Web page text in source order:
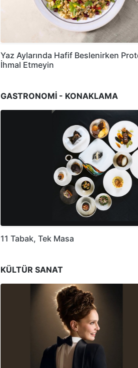
Yaz Aylarında Hafif Beslenirken
İhmal Etmeyin
GASTRONOMİ - KONAKLAMA
11 Tabak, Tek Masa
KÜLTÜR SANAT